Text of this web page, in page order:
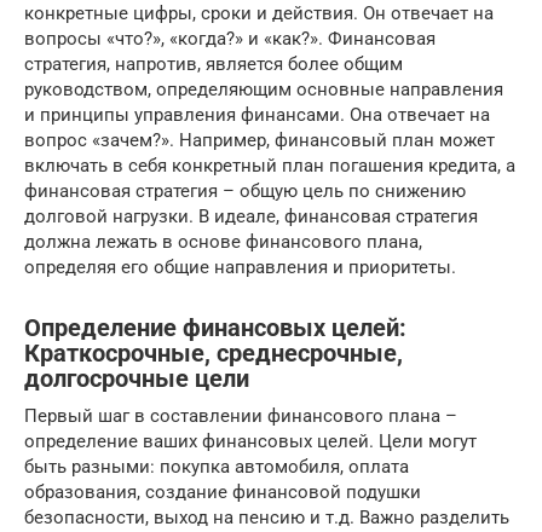
конкретные цифры, сроки и действия. Он отвечает на
вопросы «что?», «когда?» и «как?». Финансовая
стратегия, напротив, является более общим
руководством, определяющим основные направления
и принципы управления финансами. Она отвечает на
вопрос «зачем?». Например, финансовый план может
включать в себя конкретный план погашения кредита, а
финансовая стратегия – общую цель по снижению
долговой нагрузки. В идеале, финансовая стратегия
должна лежать в основе финансового плана,
определяя его общие направления и приоритеты.
Определение финансовых целей:
Краткосрочные, среднесрочные,
долгосрочные цели
Первый шаг в составлении финансового плана –
определение ваших финансовых целей. Цели могут
быть разными: покупка автомобиля, оплата
образования, создание финансовой подушки
безопасности, выход на пенсию и т.д. Важно разделить